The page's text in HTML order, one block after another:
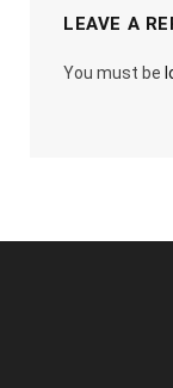
LEAVE A
You must be